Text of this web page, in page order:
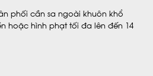
phối cần sa ngoài khuôn khổ
hoặc hình phạt tối đa lên đến 14